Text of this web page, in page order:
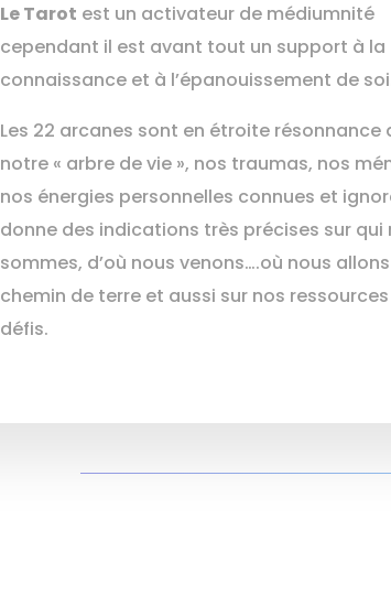
Le Tarot est un activateur de médiumnité
cependant il est avant tout un support à la
connaissance et à l’épanouissement de
Les 22 arcanes sont en étroite résonnance
notre « arbre de vie », nos traumas, nos
nos énergies personnelles connues et
donne des indications très précises sur qui
sommes, d’où nous venons….où nous
chemin de terre et aussi sur nos
défis.